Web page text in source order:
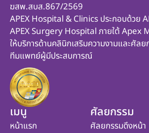
ฆสพ.สบส.867/2569
APEX Hospital & Clinics ประกอบด้วย
APEX Surgery Hospital ภายใต้ Apex
ให้บริการด้านคลินิกเสริมความงามและศัลย
ทีมแพทย์ผู้มีประสบการณ์
เมนู
หน้าแรก
ศัลยกรรม
ศัลยกรรมดึงหน้า